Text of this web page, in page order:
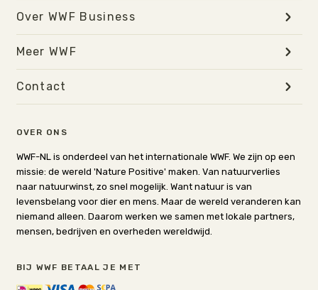
OVER ONS
WWF-NL is onderdeel van het internationale WWF. We zijn op een
missie: de wereld 'Nature Positive' maken. Van natuurverlies
naar natuurwinst, zo snel mogelijk. Want natuur is van
levensbelang voor dier en mens. Maar de wereld veranderen kan
niemand alleen. Daarom werken we samen met lokale partners,
mensen, bedrijven en overheden wereldwijd.
BIJ WWF BETAAL JE MET
Over WWF Business
Meer WWF
Contact